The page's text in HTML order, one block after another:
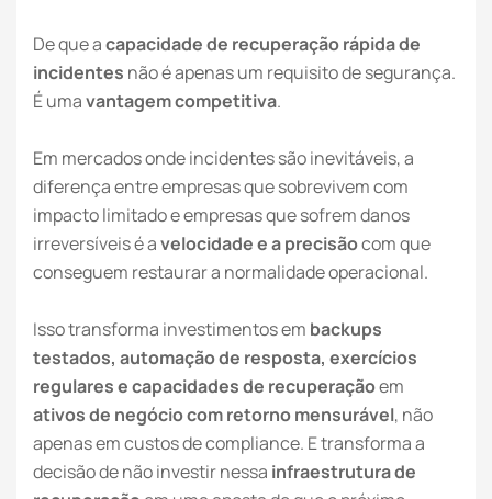
De que acapacidade de recuperação rápida de
incidentes não é apenas um requisito de segurança.
É umavantagem competitiva.
Em mercados onde incidentes são inevitáveis, a
diferença entre empresas que sobrevivem com
impacto limitado e empresas que sofrem danos
irreversíveis é avelocidade e a precisãocom que
conseguem restaurar a normalidade operacional.
Isso transforma investimentos em backups
testados, automação de resposta, exercícios
regulares e capacidades de recuperaçãoem
ativos de negócio com retorno mensurável, não
apenas em custos de compliance. E transforma a
decisão de não investir nessa infraestrutura de